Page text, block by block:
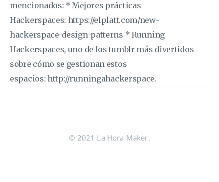
mencionados: * Mejores prácticas
Hackerspaces: https://elplatt.com/new-
hackerspace-design-patterns * Running
Hackerspaces, uno de los tumblr más divertidos
sobre cómo se gestionan estos
espacios: http://runningahackerspace.
© 2021 La Hora Maker.